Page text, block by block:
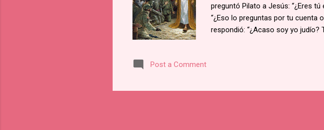
preguntó Pilato a Jesús: “¿Eres
“¿Eso lo preguntas por tu cuenta
respondió: “¿Acaso soy yo judío?
luchado para que no cayera yo
dicho. Soy rey. Yo nací y vine al
Post a Comment